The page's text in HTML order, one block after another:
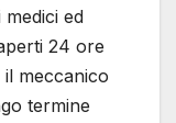
ed
24 ore
meccanico
termine